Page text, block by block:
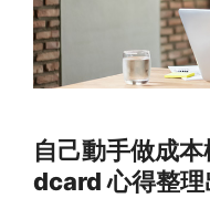
自己動手做成
dcard 心得整理